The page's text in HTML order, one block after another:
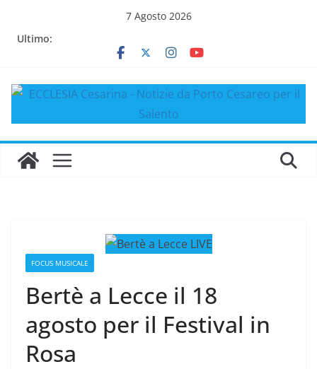
7 Agosto 2026
Ultimo:
FOCUS MUSICALE
Bertè a Lecce il 18
agosto per il Festival in
Rosa